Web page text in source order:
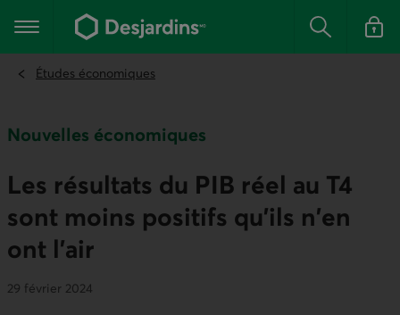
contenu
Menu principal Rechercher
Se
Études économiques
Nouvelles économiques
Les résultats du PIB réel au T4
sont moins positifs qu'ils n'en
ont l'air
29 février 2024